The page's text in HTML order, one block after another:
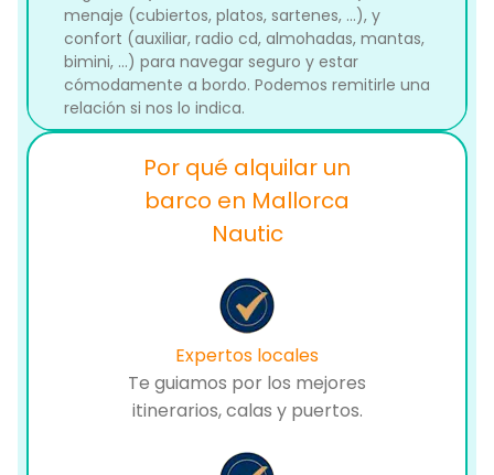
menaje (cubiertos, platos, sartenes, ...), y
confort (auxiliar, radio cd, almohadas, mantas,
bimini, ...) para navegar seguro y estar
cómodamente a bordo. Podemos remitirle una
relación si nos lo indica.
Por qué alquilar un
barco en Mallorca
Nautic
Expertos locales
Te guiamos por los mejores
itinerarios, calas y puertos.